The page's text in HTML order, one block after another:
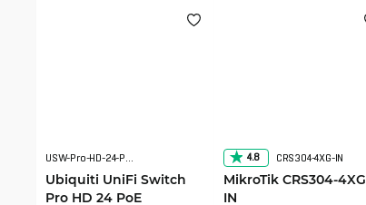
USW-Pro-HD-24-PoE
Ubiquiti UniFi Switch
Pro HD 24 PoE
4.8 CRS304-4XG-IN
MikroTik CRS304-
IN